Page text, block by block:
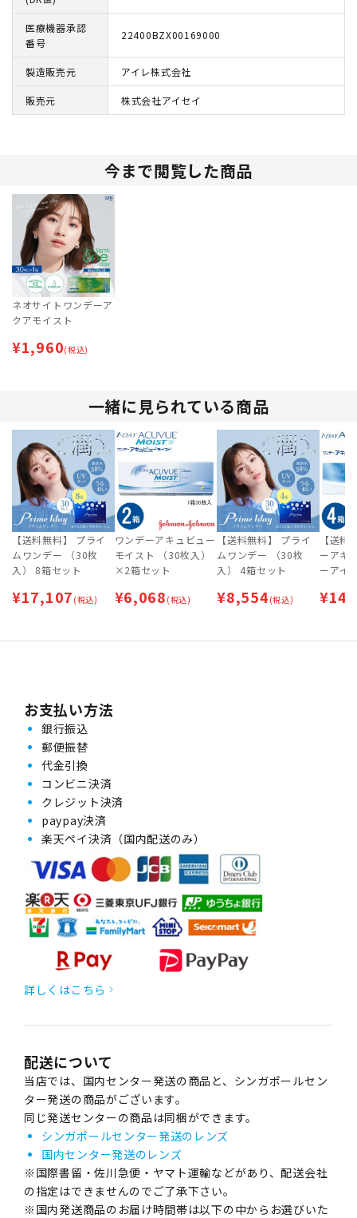
医療機器承認
番号
22400BZX00169000
製造販売元 アイレ株式会社
販売元 株式会社アイセイ
今まで閲覧した商品
ネオサイトワンデーア
クアモイスト
¥1,960(税込)
一緒に見られている商品
【送料無料】 プライ
ムワンデー （30枚
入） 8箱セット
¥17,107 (税込)
ワンデーアキュビュー
モイスト （30枚入）
×2箱セット
¥6,068 (税込)
【送料無料】 プライ
ムワンデー （30枚
入） 4箱セット
¥8,554 (税込)
【送料
ーアキ
ーアイ
¥
お支払い方法
銀行振込
郵便振替
代金引換
コンビニ決済
クレジット決済
paypay決済
楽天ペイ決済（国内配送のみ）
詳しくはこちら
配送について
当店では、国内センター発送の商品と、シンガポールセン
ター発送の商品がございます。
同じ発送センターの商品は同梱ができます。
シンガポールセンター発送のレンズ
国内センター発送のレンズ
※国際書留・佐川急便・ヤマト運輸などがあり、配送会社
の指定はできませんのでご了承下さい。
※国内発送商品のお届け時間帯は以下の中からお選びいた